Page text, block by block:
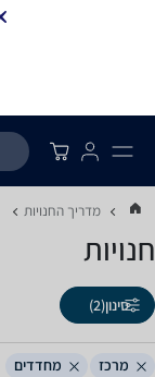
מדריך החנויות
חנויות
סינון(2)
מרכז מחדדים